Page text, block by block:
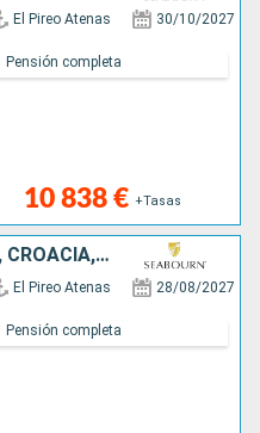
El Pireo Atenas 30/10/2027
10 838 € +Tasas
Pensión completa
GRECIA, ITALIA, ESLOVENIA, CROACIA, MONTENEGRO
El Pireo Atenas 28/08/2027
Pensión completa